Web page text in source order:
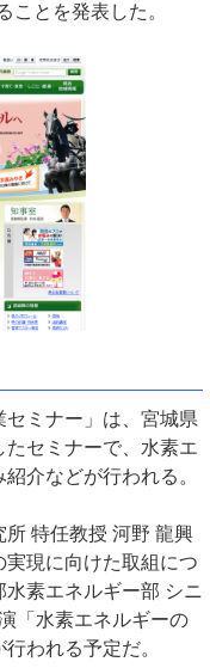
ことを発表した。
セミナー」は、宮城県
セミナーで、水素エ
介などが行われる。
特任教授 河野 龍興
現に向けた取組につ
素エネルギー部 シニ
「水素エネルギーの
われる予定だ。